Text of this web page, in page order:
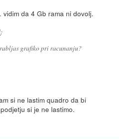
da 4 Gb rama ni dovolj.
:
grafiko pri racunanju?
si ne lastim quadro da bi
si je ne lastimo.